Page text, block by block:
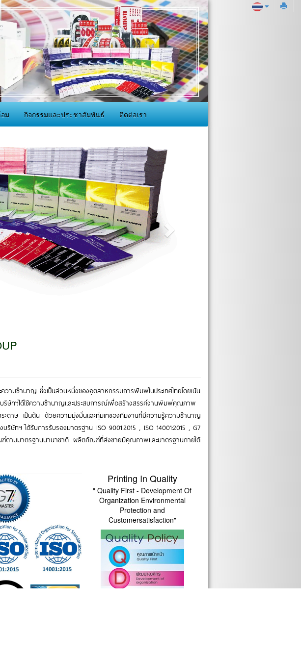
ม กิจกรรมและประชาสัมพันธ์ ติดต่อเรา
ำนาญ ซึ่งเป็นส่วนหนึ่งของอุตสาหกรรมการพิมพ์ในประเทศไทยโดยเน้น
ษัทฯได้ใช้ความชำนาญและประสบการณ์เพื่อสร้างสรรค์งานพิมพ์คุณภาพ
ดาษ เป็นต้น ด้วยความมุ่งมั่นและทุ่มเทของทีมงานที่มีความรู้ความชำนาญ
ษัทฯ ได้รับการรับรองมาตรฐาน ISO 9001:2015 , ISO 14001:2015 , G7
ฑ์ตามมาตรฐานนานาชาติ ผลิตภัณฑ์ที่ส่งขายมีคุณภาพและมาตรฐานภายใต้
Printing In Quality
" Quality First - Development Of
Organization Environmental
Protection and
Customersatisfaction"